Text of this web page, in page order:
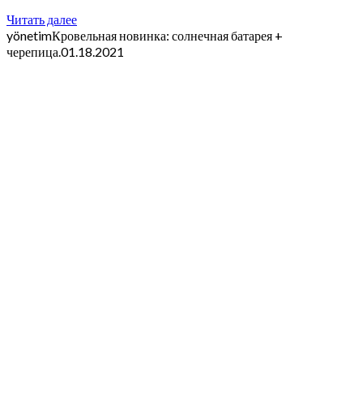
Читать далее
yönetimКровельная новинка: солнечная батарея +
черепица.01.18.2021